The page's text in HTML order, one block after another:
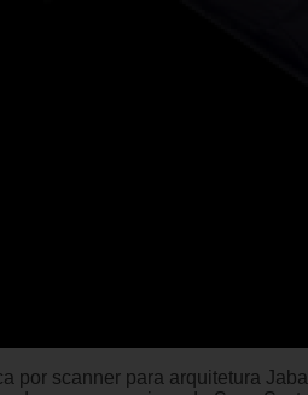
por scanner para arquitetura